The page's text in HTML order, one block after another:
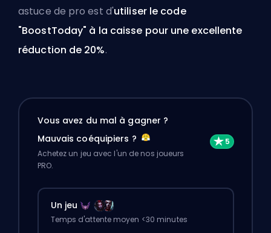
astuce de pro est d'utiliser le code
"BoostToday" à la caisse pour une excellente
réduction de 20%.
Vous avez du mal à gagner ?
Mauvais coéquipiers ?
Achetez un jeu avec l'un de nos joueurs
PRO.
Un jeu
Temps d'attente moyen <30 minutes